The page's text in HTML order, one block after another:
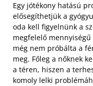
Egy jótékony hatású
elősegíthetjük a
oda kell figyelnünk a
megfelelő
még nem próbálta a
meg. Főleg a nőknek
a téren, hiszen a
komoly lelki